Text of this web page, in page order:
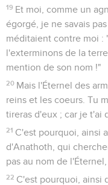
19 Et moi, comme un
égorgé, je ne savais
méditaient contre moi :
l'exterminons de la
mention de son nom !"
20 Mais l'Éternel des
reins et les coeurs. Tu
tireras d'eux ; car je t'ai
21 C'est pourquoi, ainsi
d'Anathoth, qui
pas au nom de
22 C'est pourquoi, ainsi